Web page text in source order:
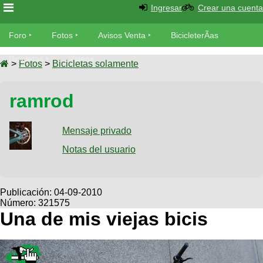
Foro
Foro
MecÃ¡nica
Fotos
SUBÃ
Galeria
Bicicletas
Viajes
Descenso
Dirt
Avisos
Ventas
SUBÃ
Buscar
Ultimos
Fotos
BicicleterÃ­
Bicicletas
Tandem
Videos
Cicloturismo
Ingresar Crear una cuenta
Foro Fotos Avisos Venta BicicleterÃ­as
Bicicletas Videos
> Fotos > Bicicletas solamente
ramrod
Mensaje privado
Notas del usuario
Publicación: 04-09-2010
Número: 321575
Una de mis viejas bicis